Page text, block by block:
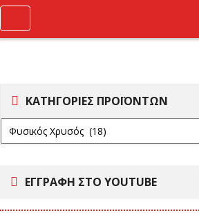
navigation
ΚΑΤΗΓΟΡΙΕΣ ΠΡΟΪΟΝΤΩΝ
ΕΓΓΡΑΦΗ ΣΤΟ YOUTUBE